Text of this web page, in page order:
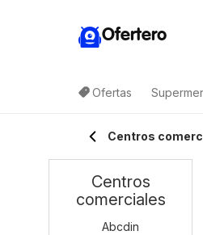
Ofertero
Ofertas
Centros
Centros
comerciales
Abcdin